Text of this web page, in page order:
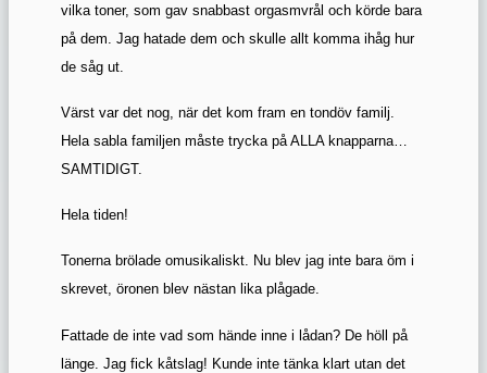
vilka toner, som gav snabbast orgasmvrål och körde bara
på dem. Jag hatade dem och skulle allt komma ihåg hur
de såg ut.
Värst var det nog, när det kom fram en tondöv familj.
Hela sabla familjen måste trycka på ALLA knapparna…
SAMTIDIGT.
Hela tiden!
Tonerna brölade omusikaliskt. Nu blev jag inte bara öm i
skrevet, öronen blev nästan lika plågade.
Fattade de inte vad som hände inne i lådan? De höll på
länge. Jag fick kåtslag! Kunde inte tänka klart utan det